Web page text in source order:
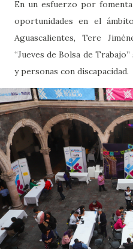
En un esfuerzo por
oportunidades en el
Aguascalientes, Tere
“Jueves de Bolsa de
y personas con discapacidad.